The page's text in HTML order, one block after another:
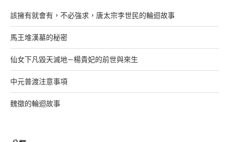
該擁有就會有，不必強求，唐太宗李世民的輪迴故事
馬王堆漢墓的秘密
仙女下凡毀天滅地—楊貴妃的前世與來生
中元普渡注意事項
魏徵的輪迴故事